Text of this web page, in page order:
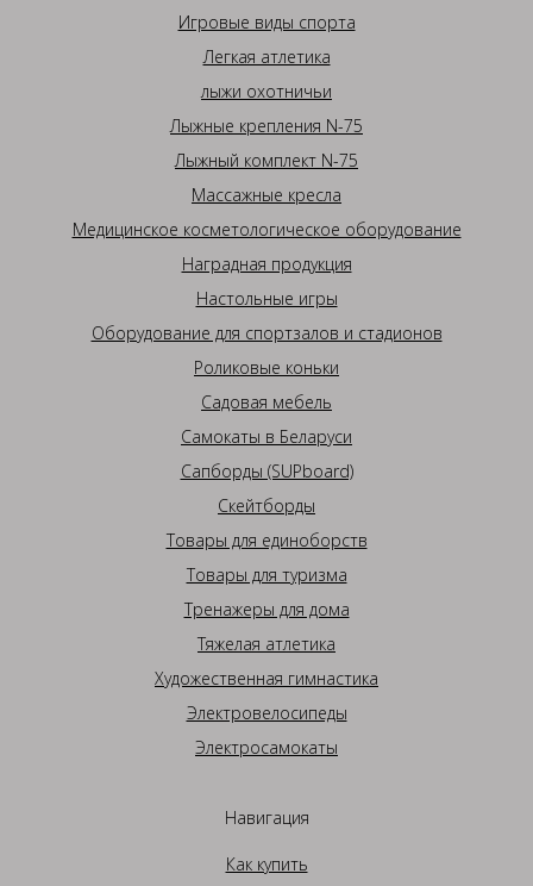
Игровые виды спорта
Легкая атлетика
лыжи охотничьи
Лыжные крепления N-75
Лыжный комплект N-75
Массажные кресла
Медицинское косметологическое оборудование
Наградная продукция
Настольные игры
Оборудование для спортзалов и стадионов
Роликовые коньки
Садовая мебель
Самокаты в Беларуси
Сапборды (SUPboard)
Скейтборды
Товары для единоборств
Товары для туризма
Тренажеры для дома
Тяжелая атлетика
Художественная гимнастика
Электровелосипеды
Электросамокаты
Навигация
Как купить